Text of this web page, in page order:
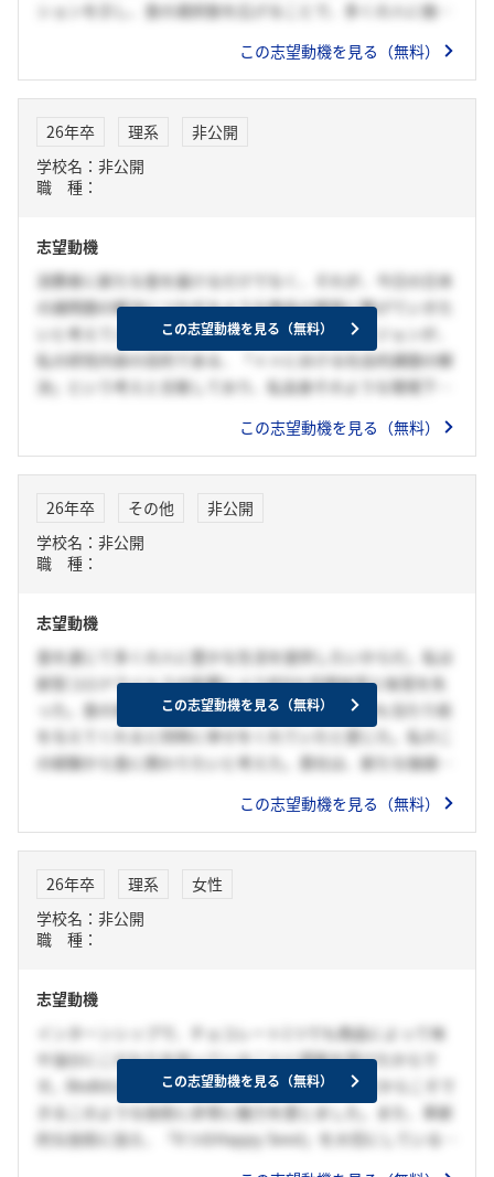
ションを示し、食の選択肢を広げることで、多くの人に価値
形にし、人々の食生活をより豊かにする一助になりたいと考
この志望動機を見る（無料）
26年卒 理系
非公開
学校名：非公開
職 種：
志望動機
消費者に新たな食を届けるだけでなく、それが、今日の日本
の諸問題の解決につながるような商品の開発に繋げていきた
いと考えているからです。貴社における今後のビジョンが、
私の研究内容の目的である、「××における社会的課題の解
決」という考えと合致しており、私自身そのような環境下で
を豊かにするだけでなく、食品素材によって××の増加など
この志望動機を見る（無料）
この志望動機を見る（無料）
26年卒 その他
非公開
学校名：非公開
職 種：
志望動機
食を通じて多くの人に豊かな生活を提供したいからだ。私は
新型コロナウイルスの影響により約9か月間味覚と嗅覚を失
った。食の楽しみが消えたことで、食は人生で最も当たり前
を与えてくれると同時に幸せをくれていたと感じた。私のこ
の経験から食に携わりたいと考えた。貴社は、新たな価値を
し、国内外の課題に目を向けている貴社なら新たな食の価値
この志望動機を見る（無料）
この志望動機を見る（無料）
26年卒 理系
女性
学校名：非公開
職 種：
志望動機
インターンシップで、チョコレート1つでも商品によって味
や油分にこだわりを持っていることに感銘を受けたからで
す。BtoBの企業の中でも植物性素材を扱う貴社だからこそで
きるこのような技術に非常に魅力を感じました。また、革新
的な技術に加え、「6つのHappy Seed」を大切にしている貴
この志望動機を見る（無料）